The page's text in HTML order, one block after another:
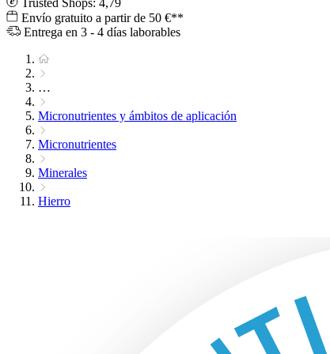
Trusted Shops: 4,79
Envío gratuito a partir de 50 €**
Entrega en 3 - 4 días laborables
…
Micronutrientes y ámbitos de aplicación
Micronutrientes
Minerales
Hierro